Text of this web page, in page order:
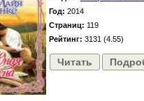
Год: 2014
Страниц: 119
Рейтинг: 3131 (4.55)
Читать